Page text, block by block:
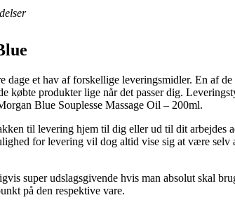
et hav af forskellige leveringsmidler. En af
købte produkter lige når det passer dig.
Blue Souplesse Massage Oil – 200ml.
til levering hjem til dig eller ud til dit arbejdes
for levering vil dog altid vise sig at være
super udslagsgivende hvis man absolut skal
på den respektive vare.